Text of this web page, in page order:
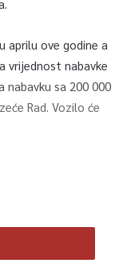
aprilu ove godine a
vrijednost nabavke
nabavku sa 200 000
Rad. Vozilo će